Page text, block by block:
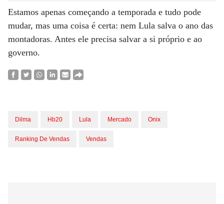
Estamos apenas começando a temporada e tudo pode
mudar, mas uma coisa é certa: nem Lula salva o ano das
montadoras. Antes ele precisa salvar a si próprio e ao
governo.
Dilma Hb20 Lula Mercado Onix
Ranking De Vendas Vendas